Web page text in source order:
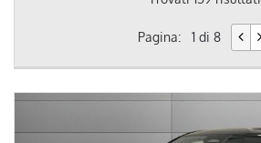
Pagina:1 di 8